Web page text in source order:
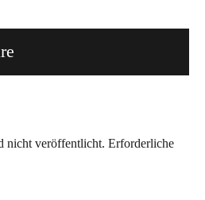
und Good
Kontakt
nicht veröffentlicht. Erforderliche